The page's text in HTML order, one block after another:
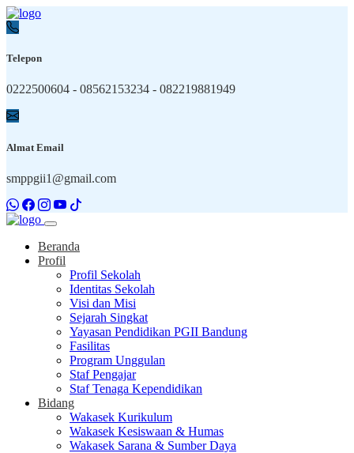
Telepon
0222500604 - 08562153234 - 082219881949
Almat Email
smppgii1@gmail.com
Beranda
Profil
Profil Sekolah
Identitas Sekolah
Visi dan Misi
Sejarah Singkat
Yayasan Pendidikan PGII Bandung
Fasilitas
Program Unggulan
Staf Pengajar
Staf Tenaga Kependidikan
Bidang
Wakasek Kurikulum
Wakasek Kesiswaan & Humas
Wakasek Sarana & Sumber Daya